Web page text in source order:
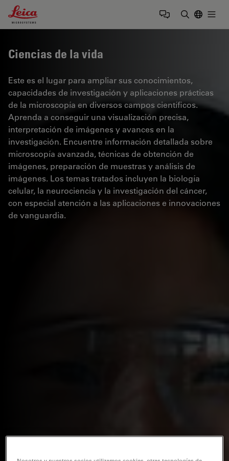
Leica Microsystems Logo
Ciencias de la vida
Este es el lugar para ampliar sus conocimientos,
capacidades de investigación y aplicaciones prácticas
de la microscopía en diversos campos científicos.
Aprenda a conseguir una visualización precisa,
interpretación de imágenes y avances en la
investigación. Encuentre información detallada sobre
microscopía avanzada, técnicas de obtención de
imágenes, preparación de muestras y análisis de
imágenes. Los temas tratados incluyen la biología
celular, la neurociencia y la investigación del cáncer,
con especial atención a las aplicaciones e innovaciones
de vanguardia.